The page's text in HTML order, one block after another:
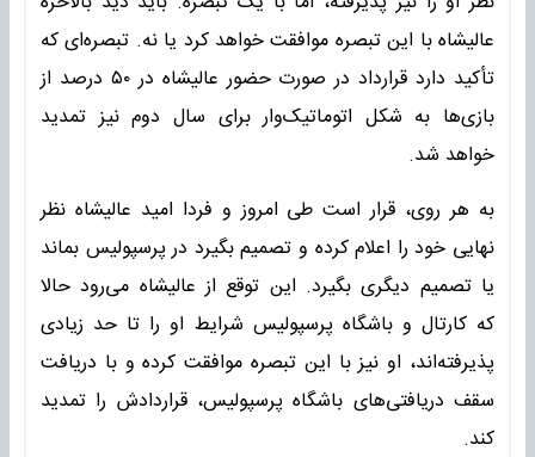
عالیشاه با این تبصره موافقت خواهد کرد یا نه. تبصره‌ای که
تأکید دارد قرارداد در صورت حضور عالیشاه در ۵۰ درصد از
بازی‌ها به شکل اتوماتیک‌وار برای سال دوم نیز تمدید
خواهد شد.
به هر روی، قرار است طی امروز و فردا امید عالیشاه نظر
نهایی خود را اعلام کرده و تصمیم بگیرد در پرسپولیس بماند
یا تصمیم دیگری بگیرد. این توقع از عالیشاه می‌رود حالا
که کارتال و باشگاه پرسپولیس شرایط او را تا حد زیادی
پذیرفته‌اند، او نیز با این تبصره موافقت کرده و با دریافت
سقف دریافتی‌های باشگاه پرسپولیس، قراردادش را تمدید
کند.